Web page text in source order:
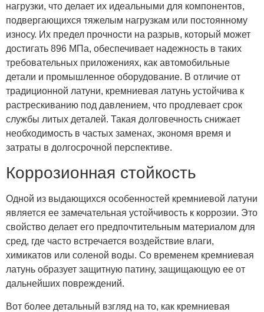
нагрузки, что делает их идеальными для компонентов,
подвергающихся тяжелым нагрузкам или постоянному
износу. Их предел прочности на разрыв, который может
достигать 896 МПа, обеспечивает надежность в таких
требовательных приложениях, как автомобильные
детали и промышленное оборудование. В отличие от
традиционной латуни, кремниевая латунь устойчива к
растрескиванию под давлением, что продлевает срок
службы литых деталей. Такая долговечность снижает
необходимость в частых заменах, экономя время и
затраты в долгосрочной перспективе.
Коррозионная стойкость
Одной из выдающихся особенностей кремниевой латуни
является ее замечательная устойчивость к коррозии. Это
свойство делает его предпочтительным материалом для
сред, где часто встречается воздействие влаги,
химикатов или соленой воды. Со временем кремниевая
латунь образует защитную патину, защищающую ее от
дальнейших повреждений.
Вот более детальный взгляд на то, как кремниевая